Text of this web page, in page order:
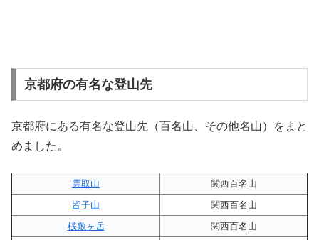
京都府の有名な登山先
京都府にある有名な登山先（百名山、その他名山）をまと
めました。
雲取山
関西百名山
皆子山
関西百名山
桟敷ヶ岳
関西百名山